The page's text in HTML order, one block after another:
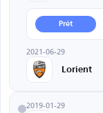
Prêt
2021-06-29
Lorient
2019-01-29